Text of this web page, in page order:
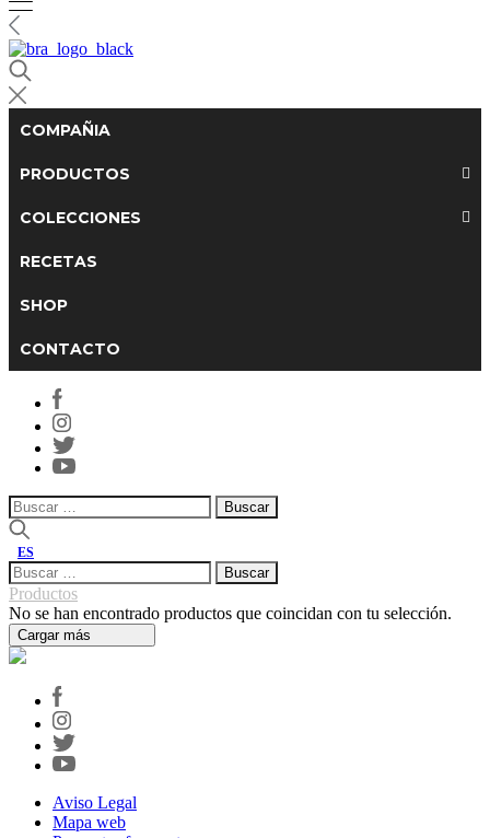
COMPAÑIA
PRODUCTOS
COLECCIONES
RECETAS
SHOP
CONTACTO
Buscar:
ES
Buscar:
Productos
No se han encontrado productos que coincidan con tu selección.
Cargar más
Aviso Legal
Mapa web